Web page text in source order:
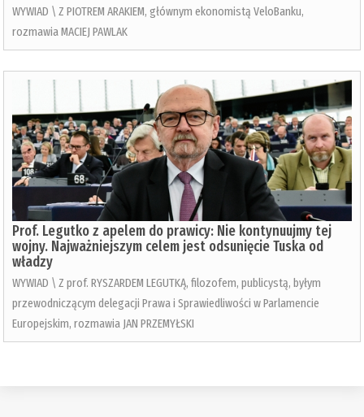
WYWIAD \ Z PIOTREM ARAKIEM, głównym ekonomistą VeloBanku,
rozmawia MACIEJ PAWLAK
Prof. Legutko z apelem do prawicy: Nie kontynuujmy tej
wojny. Najważniejszym celem jest odsunięcie Tuska od
władzy
WYWIAD \ Z prof. RYSZARDEM LEGUTKĄ, filozofem, publicystą, byłym
przewodniczącym delegacji Prawa i Sprawiedliwości w Parlamencie
Europejskim, rozmawia JAN PRZEMYŁSKI